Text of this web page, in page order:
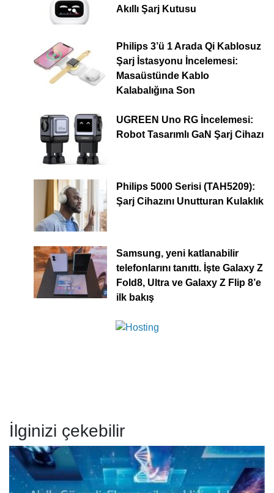
Akıllı Şarj Kutusu
Philips 3’ü 1 Arada Qi Kablosuz
Şarj İstasyonu İncelemesi:
Masaüstünde Kablo
Kalabalığına Son
UGREEN Uno RG İncelemesi:
Robot Tasarımlı GaN Şarj Cihazı
Philips 5000 Serisi (TAH5209):
Şarj Cihazını Unutturan Kulaklık
Samsung, yeni katlanabilir
telefonlarını tanıttı. İşte Galaxy Z
Fold8, Ultra ve Galaxy Z Flip 8’e
ilk bakış
İlginizi çekebilir